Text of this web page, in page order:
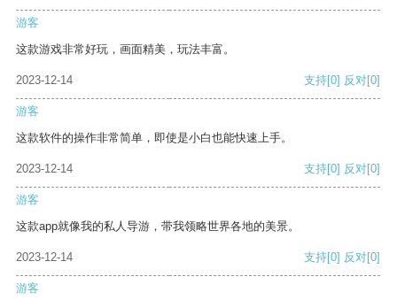
游客
这款游戏非常好玩，画面精美，玩法丰富。
2023-12-14 支持[0] 反对[0]
游客
这款软件的操作非常简单，即使是小白也能快速上手。
2023-12-14 支持[0] 反对[0]
游客
这款app就像我的私人导游，带我领略世界各地的美景。
2023-12-14 支持[0] 反对[0]
游客